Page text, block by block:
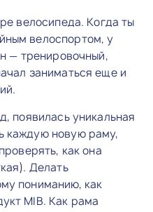
велосипеда. Когда ты
велоспортом, у
— тренировочный,
заниматься еще и
появилась уникальная
каждую новую раму,
как она
Делать
пониманию, как
MIB. Как рама